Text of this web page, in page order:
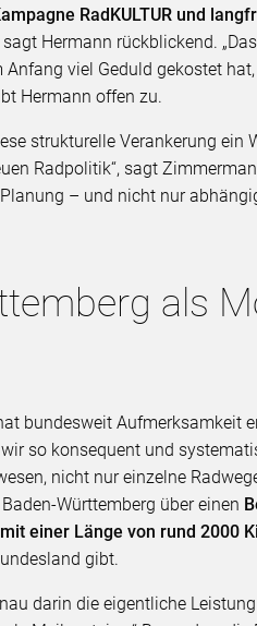
RadKULTUR und
Hermann rückblickend.
viel Geduld gekostet
Hermann offen zu.
strukturelle Verankerung ein
Radpolitik“, sagt
– und nicht nur
als
bundesweit Aufmerksamkeit
so konsequent und
nicht nur einzelne
Württemberg über einen
einer Länge von rund 2000
gibt.
darin die eigentliche